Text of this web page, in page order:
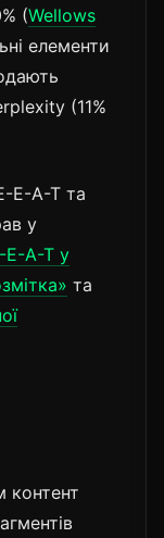
(Wellows
елементи
(11%
E-A-T та
у
A-T у
та
контент